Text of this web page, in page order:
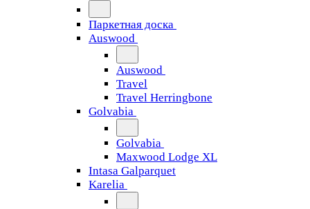
Паркетная доска
Auswood
Auswood
Travel
Travel Herringbone
Golvabia
Golvabia
Maxwood Lodge XL
Intasa Galparquet
Karelia